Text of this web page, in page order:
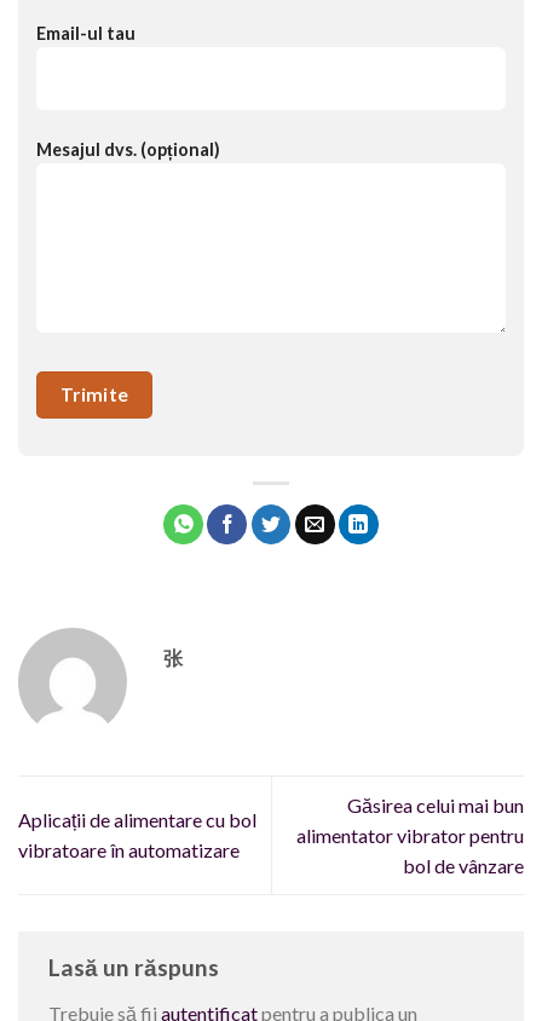
Email-ul tau
Mesajul dvs. (opțional)
张
Aplicații de alimentare cu bol
vibratoare în automatizare
Găsirea celui mai bun
alimentator vibrator pentru
bol de vânzare
Lasă un răspuns
Trebuie să fii autentificatpentru a publica un